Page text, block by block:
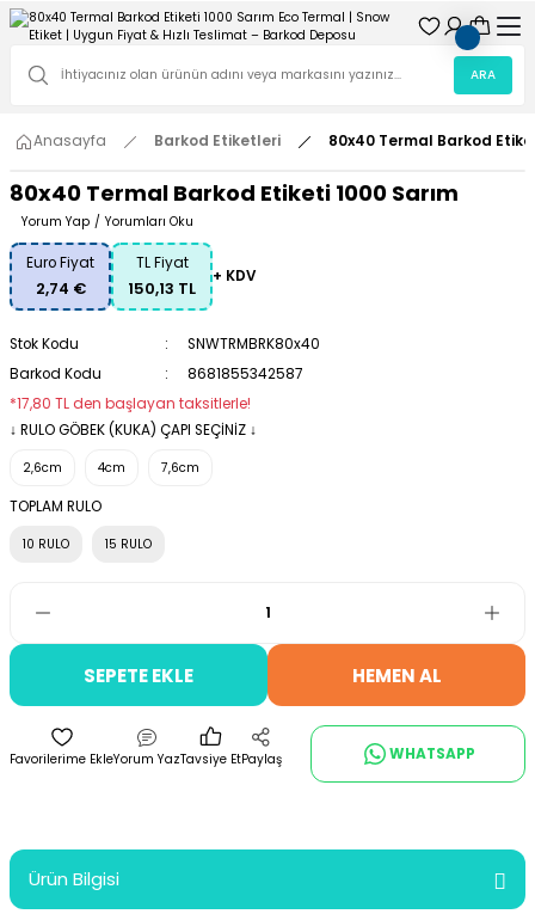
ARA
Anasayfa Barkod Etiketleri 80x40 Termal Barkod
80x40 Termal Barkod Etiketi 1000 Sarım
Yorum Yap / Yorumları Oku
Euro Fiyat
2,74 €
TL Fiyat
150,13 TL
+ KDV
Stok Kodu
SNWTRMBRK80x40
Barkod Kodu
8681855342587
*17,80 TL den başlayan taksitlerle!
↓ RULO GÖBEK (KUKA) ÇAPI SEÇİNİZ ↓
2,6cm 4cm 7,6cm
TOPLAM RULO
10 RULO 15 RULO
SEPETE EKLE HEMEN AL
Yorum YazTavsiye EtPaylaş WHATSAPP
Ürün Bilgisi